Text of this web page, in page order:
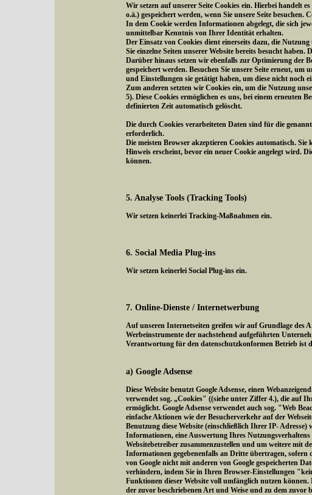
Wir setzen auf unserer Seite Cookies ein. Hierbei handelt
o.ä.) gespeichert werden, wenn Sie unsere Seite
In dem Cookie werden Informationen abgelegt, die sich
unmittelbar Kenntnis von Ihrer Identität erhalten.
Der Einsatz von Cookies dient einerseits dazu, die
Sie einzelne Seiten unserer Website bereits besucht haben.
Darüber hinaus setzen wir ebenfalls zur Optimierung der
gespeichert werden. Besuchen Sie unsere Seite erneut,
und Einstellungen sie getätigt haben, um diese nicht noch
Zum anderen setzten wir Cookies ein, um die Nutzung
5). Diese Cookies ermöglichen es uns, bei einem erneuten
definierten Zeit automatisch gelöscht.
Die durch Cookies verarbeiteten Daten sind für die
erforderlich.
Die meisten Browser akzeptieren Cookies automatisch.
Hinweis erscheint, bevor ein neuer Cookie angelegt wird.
können.
5. Analyse Tools (Tracking Tools)
Wir setzen keinerlei Tracking-Maßnahmen ein.
6. Social Media Plug-ins
Wir setzen keinerlei Social Plug-ins ein.
7. Online-Dienste / Internetwerbung
Auf unseren Internetseiten greifen wir auf Grundlage des
Werbeinstrumente der nachstehend aufgeführten
Verantwortung für den datenschutzkonformen Betrieb ist
a) Google Adsense
Diese Website benutzt Google Adsense, einen
verwendet sog. „Cookies" ((siehe unter Ziffer 4.), die auf
ermöglicht. Google Adsense verwendet auch sog. "Web
einfache Aktionen wie der Besucherverkehr auf der
Benutzung diese Website (einschließlich Ihrer IP-
Informationen, eine Auswertung Ihres
Websitebetreiber zusammenzustellen und um weitere mit
Informationen gegebenenfalls an Dritte übertragen, sofern
von Google nicht mit anderen von Google gespeicherten
verhindern, indem Sie in Ihren Browser-Einstellungen
Funktionen dieser Website voll umfänglich nutzen
der zuvor beschriebenen Art und Weise und zu dem zuvor